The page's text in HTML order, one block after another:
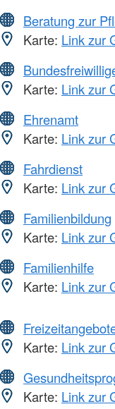
Beratung zur
Karte: Link zur
Karte: Link zur
Ehrenamt
Karte: Link zur
Fahrdienst
Karte: Link zur
Familienbildung
Karte: Link zur
Familienhilfe
Karte: Link zur
Karte: Link zur
Karte: Link zur